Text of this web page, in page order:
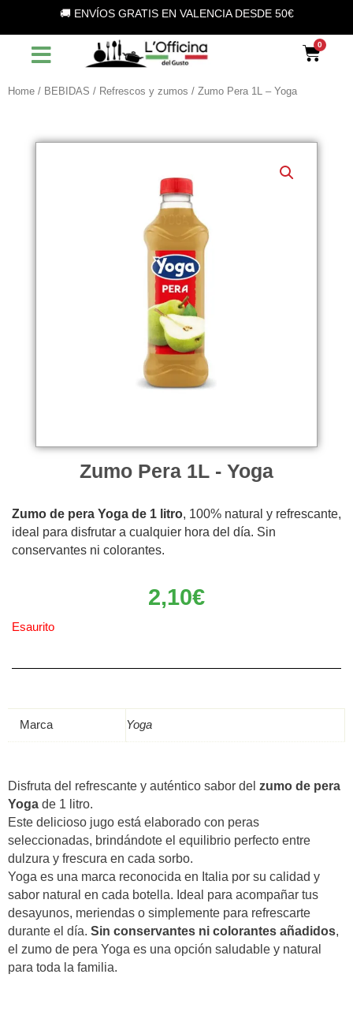
contenuto
🚚 ENVÍOS GRATIS EN VALENCIA DESDE 50€
Home / BEBIDAS / Refrescos y zumos / Zumo Pera 1L – Yoga
Zumo Pera 1L - Yoga
Zumo de pera Yoga de 1 litro, 100% natural y refrescante,
ideal para disfrutar a cualquier hora del día. Sin
conservantes ni colorantes.
2,10€
Esaurito
Marca Yoga
Disfruta del refrescante y auténtico sabor del zumo de pera
Yoga de 1 litro.
Este delicioso jugo está elaborado con peras
seleccionadas, brindándote el equilibrio perfecto entre
dulzura y frescura en cada sorbo.
Yoga es una marca reconocida en Italia por su calidad y
sabor natural en cada botella. Ideal para acompañar tus
desayunos, meriendas o simplemente para refrescarte
durante el día. Sin conservantes ni colorantes añadidos,
el zumo de pera Yoga es una opción saludable y natural
para toda la familia.